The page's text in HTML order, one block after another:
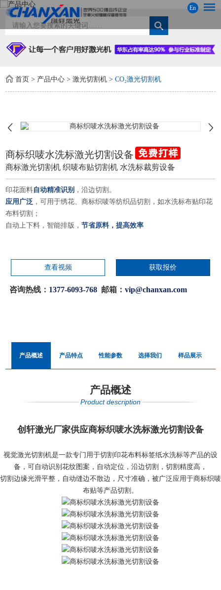
En
首页 > 产品中心 >激光切割机 >CO₂激光切割机
商标织唛水洗标激光切割设备
商标激光切割机 织唛布贴切割机 水洗标裁剪设备
印花面料自动精准识别 ，沿边切割。
应用广泛 ，可用于绣花、商标织唛等纺织品切割，如水洗标布贴印花
布料切割；
自动上下料，智能排版，节省原料，提高效率
查看视频 获取报价
咨询热线： 1377-6093-768 邮箱：vip@chanxan.com
产品概述 产品特点 性能参数 选择我们 样品展示
产品概述
Product description
创轩激光厂家供应商标织唛水洗标激光切割设备
视觉激光切割机是一款专门用于切割印花布料标签纸水洗标等产品的设
备，可自动识别花纹图案，自动定位，沿边切割，切割精度高，
切割边缘光滑平整，自动缝边不散边，尺寸准确，被广泛应用于商标织唛
布贴等产品切割。